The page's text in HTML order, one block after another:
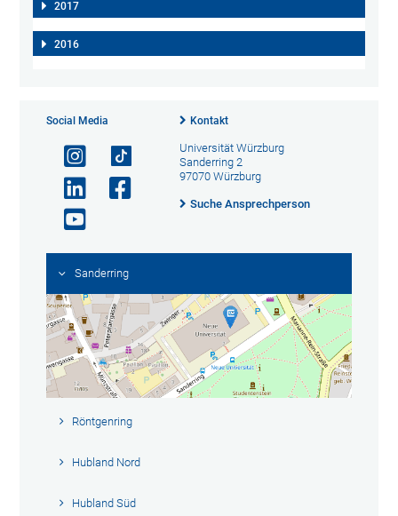
2017
2016
Social Media Kontakt
Universität Würzburg
Sanderring 2
97070 Würzburg
Suche Ansprechperson
Sanderring
Röntgenring
Hubland Nord
Hubland Süd